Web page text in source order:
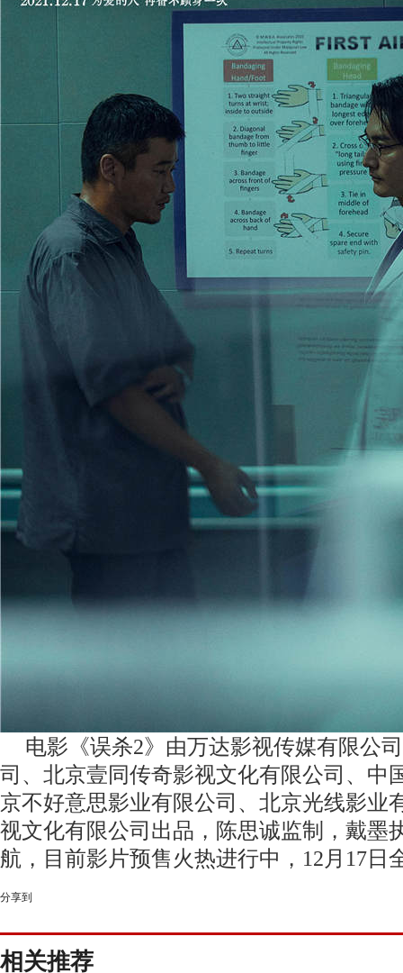
电影《误杀2》由万达影视传媒有限公
司、北京壹同传奇影视文化有限公司、中
京不好意思影业有限公司、北京光线影业
视文化有限公司出品，陈思诚监制，戴墨
航，目前影片预售火热进行中，12月 17日
分享到
相关推荐